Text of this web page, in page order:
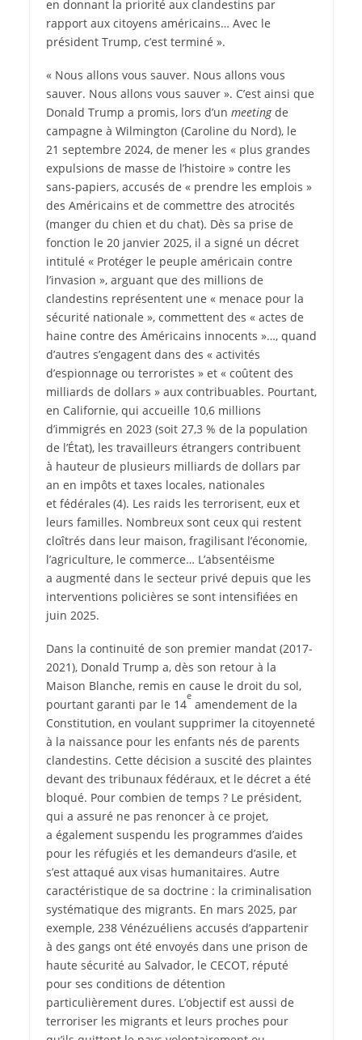
en donnant la priorité aux clandestins par
rapport aux citoyens américains… Avec le
président Trump, c’est terminé ».
« Nous allons vous sauver. Nous allons vous
sauver. Nous allons vous sauver ». C’est ainsi que
Donald Trump a promis, lors d’un meetingde
campagne à Wilmington (Caroline du Nord), le
21 septembre 2024, de mener les « plus grandes
expulsions de masse de l’histoire » contre les
sans-papiers, accusés de « prendre les emplois »
des Américains et de commettre des atrocités
(manger du chien et du chat). Dès sa prise de
fonction le 20 janvier 2025, il a signé un décret
intitulé « Protéger le peuple américain contre
l’invasion », arguant que des millions de
clandestins représentent une « menace pour la
sécurité nationale », commettent des « actes de
haine contre des Américains innocents »…, quand
d’autres s’engagent dans des « activités
d’espionnage ou terroristes » et « coûtent des
milliards de dollars » aux contribuables. Pourtant,
en Californie, qui accueille 10,6 millions
d’immigrés en 2023 (soit 27,3 % de la population
de l’État), les travailleurs étrangers contribuent
à hauteur de plusieurs milliards de dollars par
an en impôts et taxes locales, nationales
et fédérales (4). Les raids les terrorisent, eux et
leurs familles. Nombreux sont ceux qui restent
cloîtrés dans leur maison, fragilisant l’économie,
l’agriculture, le commerce… L’absentéisme
a augmenté dans le secteur privé depuis que les
interventions policières se sont intensifiées en
juin 2025.
Dans la continuité de son premier mandat (2017-
2021), Donald Trump a, dès son retour à la
Maison Blanche, remis en cause le droit du sol,
pourtant garanti par le 14
e
amendement de la
Constitution, en voulant supprimer la citoyenneté
à la naissance pour les enfants nés de parents
clandestins. Cette décision a suscité des plaintes
devant des tribunaux fédéraux, et le décret a été
bloqué. Pour combien de temps ? Le président,
qui a assuré ne pas renoncer à ce projet,
a également suspendu les programmes d’aides
pour les réfugiés et les demandeurs d’asile, et
s’est attaqué aux visas humanitaires. Autre
caractéristique de sa doctrine : la criminalisation
systématique des migrants. En mars 2025, par
exemple, 238 Vénézuéliens accusés d’appartenir
à des gangs ont été envoyés dans une prison de
haute sécurité au Salvador, le CECOT, réputé
pour ses conditions de détention
particulièrement dures. L’objectif est aussi de
terroriser les migrants et leurs proches pour